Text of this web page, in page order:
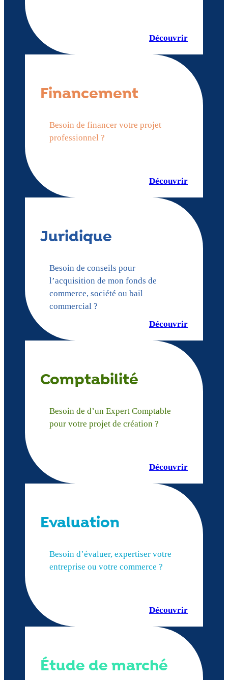
Découvrir
Financement
Besoin de financer votre projet
professionnel ?
Découvrir
Juridique
Besoin de conseils pour
l’acquisition de mon fonds de
commerce, société ou bail
commercial ?
Découvrir
Comptabilité
Besoin de d’un Expert Comptable
pour votre projet de création ?
Découvrir
Evaluation
Besoin d’évaluer, expertiser votre
entreprise ou votre commerce ?
Découvrir
Étude de marché